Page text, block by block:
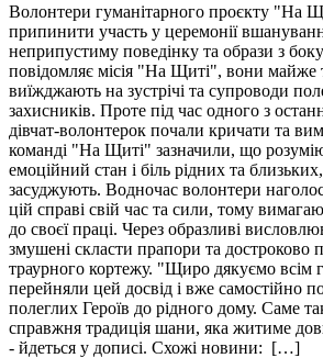
Волонтери гуманітарного проєкту "На
припинити участь у церемонії
неприпустиму поведінку та образи з
повідомляє місія "На Щиті", вони
виїжджають на зустрічі та супроводи
захисників. Проте під час одного з
дівчат-волонтерок почали кричати та
команді "На Щиті" зазначили, що
емоційний стан і біль рідних та
засуджують. Водночас волонтери
цій справі свій час та сили, тому
до своєї праці. Через образливі
змушені скласти прапори та достроково
траурного кортежу. "Щиро дякуємо всім
перейняли цей досвід і вже самостійно
полеглих Героїв до рідного дому. Саме
справжня традиція шани, яка житиме
- йдеться у дописі. Схожі новини: […]